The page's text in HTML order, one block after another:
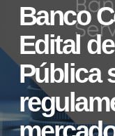
Banco
Edital
Pública